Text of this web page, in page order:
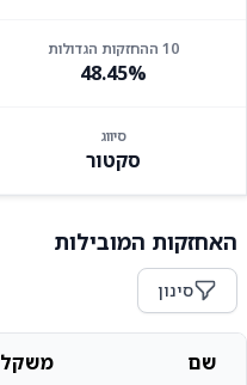
10 ההחזקות הגדולות
48.45%
סיווג
סקטור
האחזקות המובילות
סינון
שם משקל